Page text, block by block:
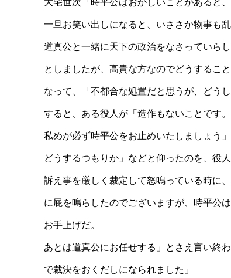
一旦お笑い出しになると、いささか物事も
道真公と一緒に天下の政治をなさっていら
としましたが、高貴な方なのでどうするこ
なって、「不都合な処置だと思うが、どう
すると、ある役人が「造作もないことです。
私めが必ず時平公をお止めいたしましょう
どうするつもりか」などと仰ったのを、役
訴え事を厳しく裁定して怒鳴っている時に
に屁を鳴らしたのでございますが、時平公
お手上げだ。
あとは道真公にお任せする」とさえ言い終
で裁決をおくだしになられました」